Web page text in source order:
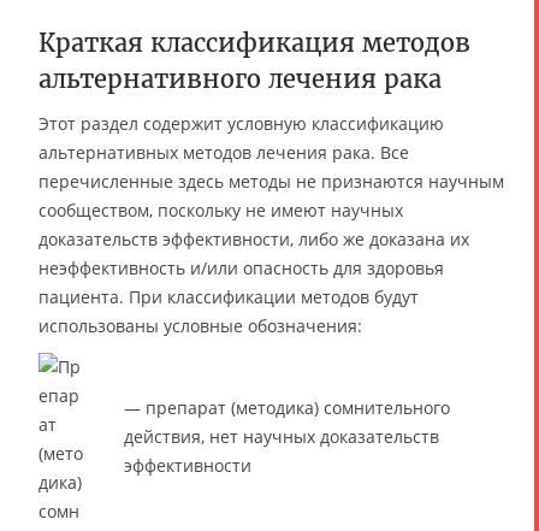
Краткая классификация методов
альтернативного лечения рака
Этот раздел содержит условную классификацию
альтернативных методов лечения рака. Все
перечисленные здесь методы не признаются научным
сообществом, поскольку не имеют научных
доказательств эффективности, либо же доказана их
неэффективность и/или опасность для здоровья
пациента. При классификации методов будут
использованы условные обозначения:
— препарат (методика) сомнительного
действия, нет научных доказательств
эффективности